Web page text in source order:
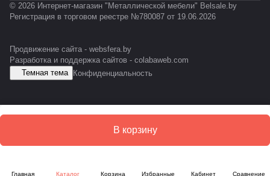
В корзину
Главная Каталог Корзина Избранные Кабинет Сравнение
© 2026 Интернет-магазин "Металлической мебели" Belsale.by
Регистрация в торговом реестре №780087 от 19.06.2026
Продвижение сайта - websfera.by
Разработка и поддержка сайтов - colabaweb.com
Темная тема
Конфиденциальность